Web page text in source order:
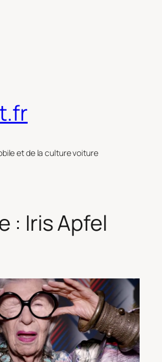
et de la culture voiture
: Iris Apfel